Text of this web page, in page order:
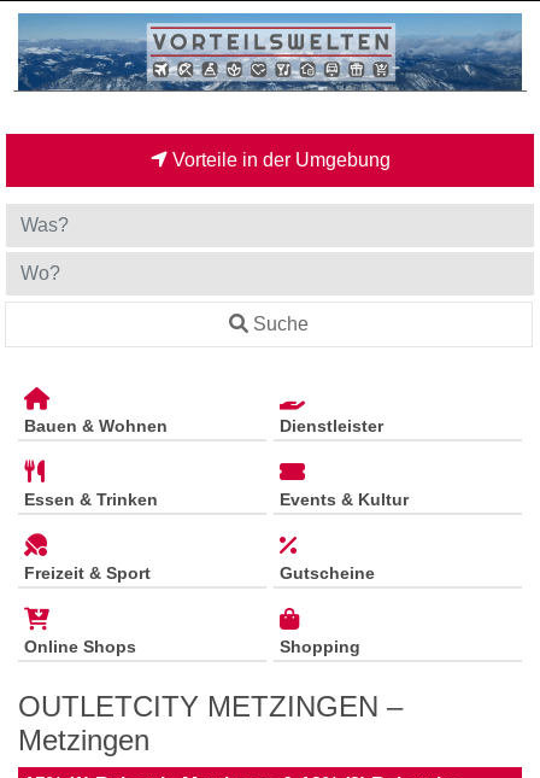
Vorteile in der Umgebung
Suche
Bauen & Wohnen Dienstleister
Essen & Trinken Events & Kultur
Freizeit & Sport Gutscheine
Online Shops Shopping
OUTLETCITY METZINGEN –
Metzingen